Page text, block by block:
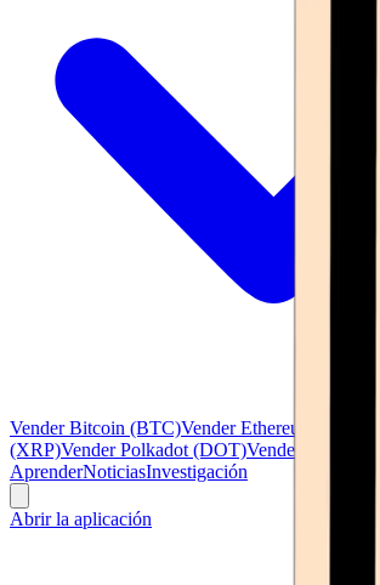
Vender Bitcoin (BTC)Vender Ethereum (ETH)
(XRP)Vender Polkadot (DOT)Vender Litecoin
AprenderNoticiasInvestigación
Abrir la aplicación